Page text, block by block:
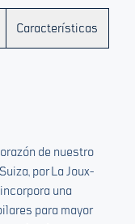
de campo y
con sus
manejo fluido
Cada subesfera
para una
Características
de nuestro
por La Joux-
una
para mayor